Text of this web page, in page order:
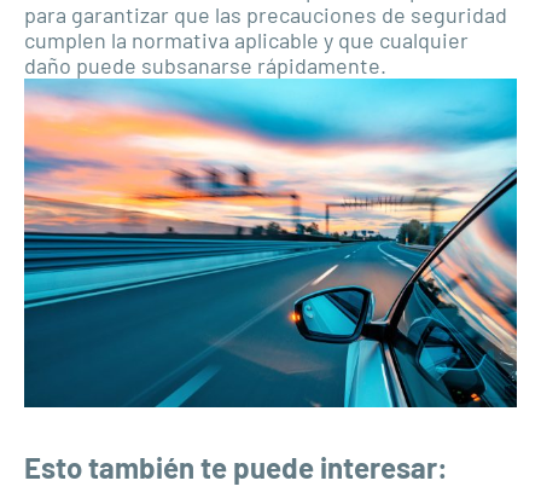
para garantizar que las precauciones de seguridad
cumplen la normativa aplicable y que cualquier
daño puede subsanarse rápidamente.
Esto también te puede interesar: